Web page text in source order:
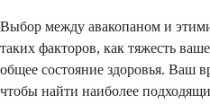
Выбор между авакопаном и
таких факторов, как тяжесть
общее состояние здоровья. Ваш
чтобы найти наиболее